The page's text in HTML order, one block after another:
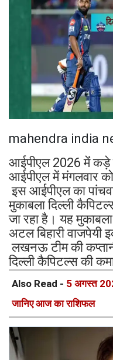
mahendra india
आईपीएल 2026 मेंं कड़े
आईपीएल में मंगलवार
इस आईपीएल का
मुकाबला दिल्ली
जा रहा है। यह
अटल बिहारी वाजपेयी
लखनऊ टीम की
दिल्ली कैपिटल्स की
Also Read - 5 अगस्त
जानिए आज का राशिफल